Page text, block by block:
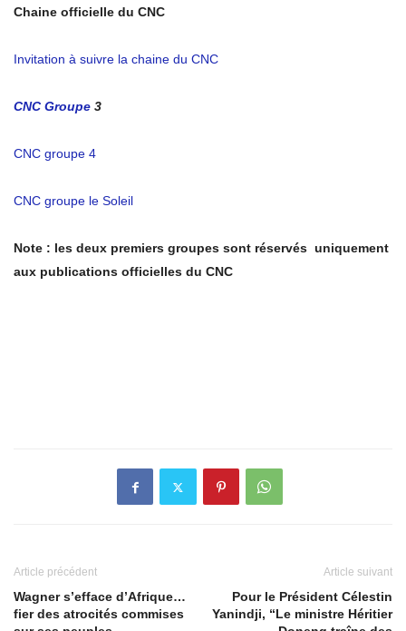
Chaine officielle du CNC
Invitation à suivre la chaine du CNC
CNC Groupe 3
CNC groupe 4
CNC groupe le Soleil
Note : les deux premiers groupes sont réservés uniquement
aux publications officielles du CNC
Article précédent
Wagner s’efface d’Afrique…
fier des atrocités commises
Article suivant
Pour le Président Célestin
Yanindji, “Le ministre Héritier